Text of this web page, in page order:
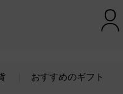
おすすめのギフト